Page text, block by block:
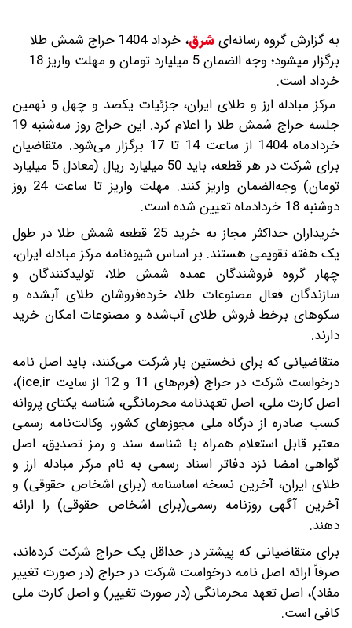
به گزارش گروه رسانه‌ایشرق،
خرداد 1404 حراج شمش طلا
برگزار میشود؛ وجه الضمان 5 میلیارد تومان و مهلت واریز 18
خرداد است.
مرکز مبادله ارز و طلای ایران، جزئیات یکصد و چهل و نهمین
جلسه حراج شمش طلا را اعلام کرد. این حراج روز سه‌شنبه 19
خردادماه 1404 از ساعت 14 تا 17 برگزار می‌شود. متقاضیان
برای شرکت در هر قطعه، باید 50 میلیارد ریال (معادل 5 میلیارد
تومان) وجه‌الضمان واریز کنند. مهلت واریز تا ساعت 24 روز
دوشنبه 18 خردادماه تعیین شده است.
خریداران حداکثر مجاز به خرید 25 قطعه شمش طلا در طول
یک هفته تقویمی هستند. بر اساس شیوه‌نامه مرکز مبادله ایران،
چهار گروه فروشندگان عمده شمش طلا، تولیدکنندگان و
سازندگان فعال مصنوعات طلا، خرده‌فروشان طلای آبشده و
سکوهای برخط فروش طلای آب‌شده و مصنوعات امکان خرید
دارند.
متقاضیانی که برای نخستین بار شرکت می‌کنند، باید اصل نامه
درخواست شرکت در حراج (فرم‌های 11 و 12 از سایت ice.ir)،
اصل کارت ملی، اصل تعهدنامه محرمانگی، شناسه یکتای پروانه
کسب صادره از درگاه ملی مجوزهای کشور، وکالت‌نامه رسمی
معتبر قابل استعلام همراه با شناسه سند و رمز تصدیق، اصل
گواهی امضا نزد دفاتر اسناد رسمی به نام مرکز مبادله ارز و
طلای ایران، آخرین نسخه اساسنامه (برای اشخاص حقوقی) و
آخرین آگهی روزنامه رسمی(برای اشخاص حقوقی) را ارائه
دهند.
برای متقاضیانی که پیشتر در حداقل یک حراج شرکت کرده‌اند،
صرفاً ارائه اصل نامه درخواست شرکت در حراج (در صورت تغییر
مفاد)، اصل تعهد محرمانگی (در صورت تغییر) و اصل کارت ملی
کافی است.